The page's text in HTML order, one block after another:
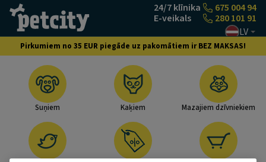
Pāriet uz saturu24/7 klīnika
675 004 94
E-veikals
280 101 91
LV
Pirkumiem no 35 EUR piegāde uz pakomātiem ir BEZ MAKSAS!
Suņiem Kaķiem Mazajiem dzīvniekiem